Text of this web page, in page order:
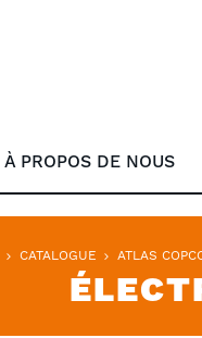
À PROPOS DE NOUS
CATALOGUE ATLAS